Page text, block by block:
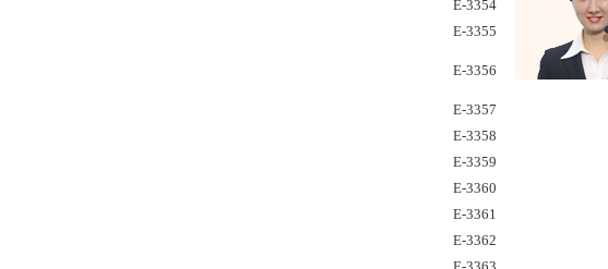
E-3354
E-3355
E-3356
E-3357
E-3358
E-3359
E-3360
E-3361
E-3362